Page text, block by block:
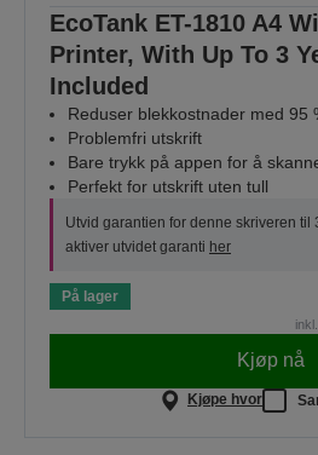
EcoTank ET-1810 A4
Printer, With Up To 3
Included
Reduser blekkostnader med 95
Problemfri utskrift
Bare trykk på appen for å
Perfekt for utskrift uten tull
Utvid garantien for denne skriveren til
aktiver utvidet garanti her
På lager
Kjøp nå
Kjøpe hvor